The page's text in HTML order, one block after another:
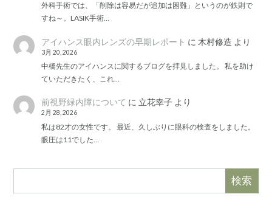
外科手術では、「削除は容易だが追加は困難」というのが鉄則で
すね～。LASIK手術…
アイハンス眼内レンズの早期レポート に 木村修造 より
3月 20, 2026
中橋先生のアイハンスに関するブログを拝見しました。 私を助け
ていただきたく、これ…
前視野緑内障について に 立花幸子より
2月 28, 2026
私は82才の女性です。 最近、久しぶりに眼科の検査をしました。
眼圧は11でした…
検索